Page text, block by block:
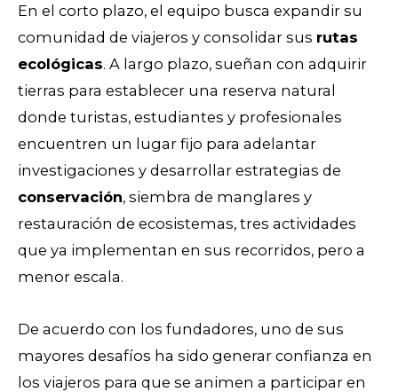
En el corto plazo, el equipo busca expandir su
comunidad de viajeros y consolidar sus rutas
ecológicas. A largo plazo, sueñan con adquirir
tierras para establecer una reserva natural
donde turistas, estudiantes y profesionales
encuentren un lugar fijo para adelantar
investigaciones y desarrollar estrategias de
conservación, siembra de manglares y
restauración de ecosistemas, tres actividades
que ya implementan en sus recorridos, pero a
menor escala.
De acuerdo con los fundadores, uno de sus
mayores desafíos ha sido generar confianza en
los viajeros para que se animen a participar en